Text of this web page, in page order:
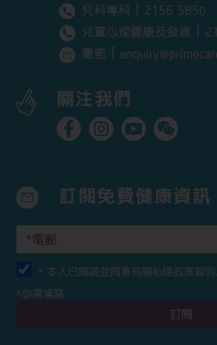
兒科專科 2156 5850
兒童心理健康及發展
電郵
關注我們
訂閱免費健康資訊
* 本人已閱讀並同意有關 私隱政策聲明
*必需填寫